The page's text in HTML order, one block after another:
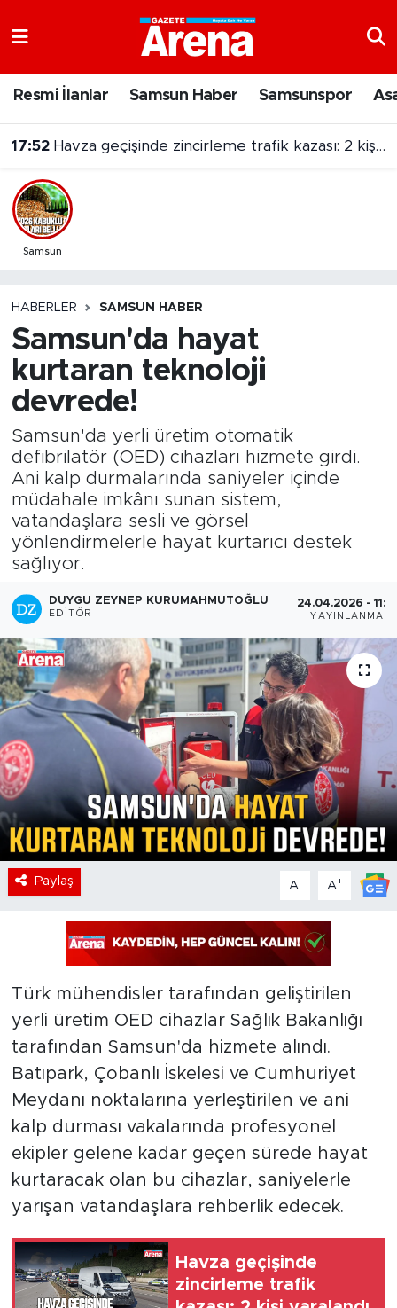
Resmi İlanlar Samsun Haber Samsunspor
17:52 Havza geçişinde zincirleme trafik kazası: 2 kişi yaralandı
Samsun
HABERLER SAMSUN HABER
Samsun'da hayat
kurtaran teknoloji
devrede!
Samsun'da yerli üretim otomatik
defibrilatör (OED) cihazları hizmete girdi.
Ani kalp durmalarında saniyeler içinde
müdahale imkânı sunan sistem,
vatandaşlara sesli ve görsel
yönlendirmelerle hayat kurtarıcı destek
sağlıyor.
DUYGU ZEYNEP KURUMAHMUTOĞLU
EDITÖR
24.04.2026 - 11:16
YAYINLANMA
Paylaş A- A+
Türk mühendisler tarafından geliştirilen
yerli üretim OED cihazlar Sağlık Bakanlığı
tarafından Samsun'da hizmete alındı.
Batıpark, Çobanlı İskelesi ve Cumhuriyet
Meydanı noktalarına yerleştirilen ve ani
kalp durması vakalarında profesyonel
ekipler gelene kadar geçen sürede hayat
kurtaracak olan bu cihazlar, saniyelerle
yarışan vatandaşlara rehberlik edecek.
Havza geçişinde
zincirleme trafik
Samsun Namaz Vakitleri
Trafik Durumu
Süper Lig Puan Durumu ve Fikstür
Son Dakika Haberleri
Haber Arşivi